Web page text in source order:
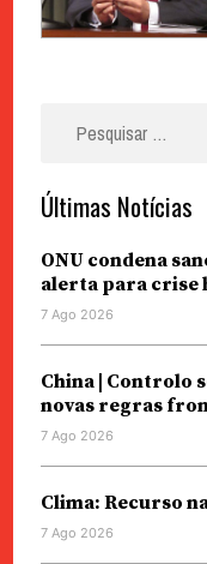
Últimas Notícias
ONU condena
alerta para crise
7 Ago 2026
China | Controlo
novas regras
7 Ago 2026
Clima: Recurso
7 Ago 2026